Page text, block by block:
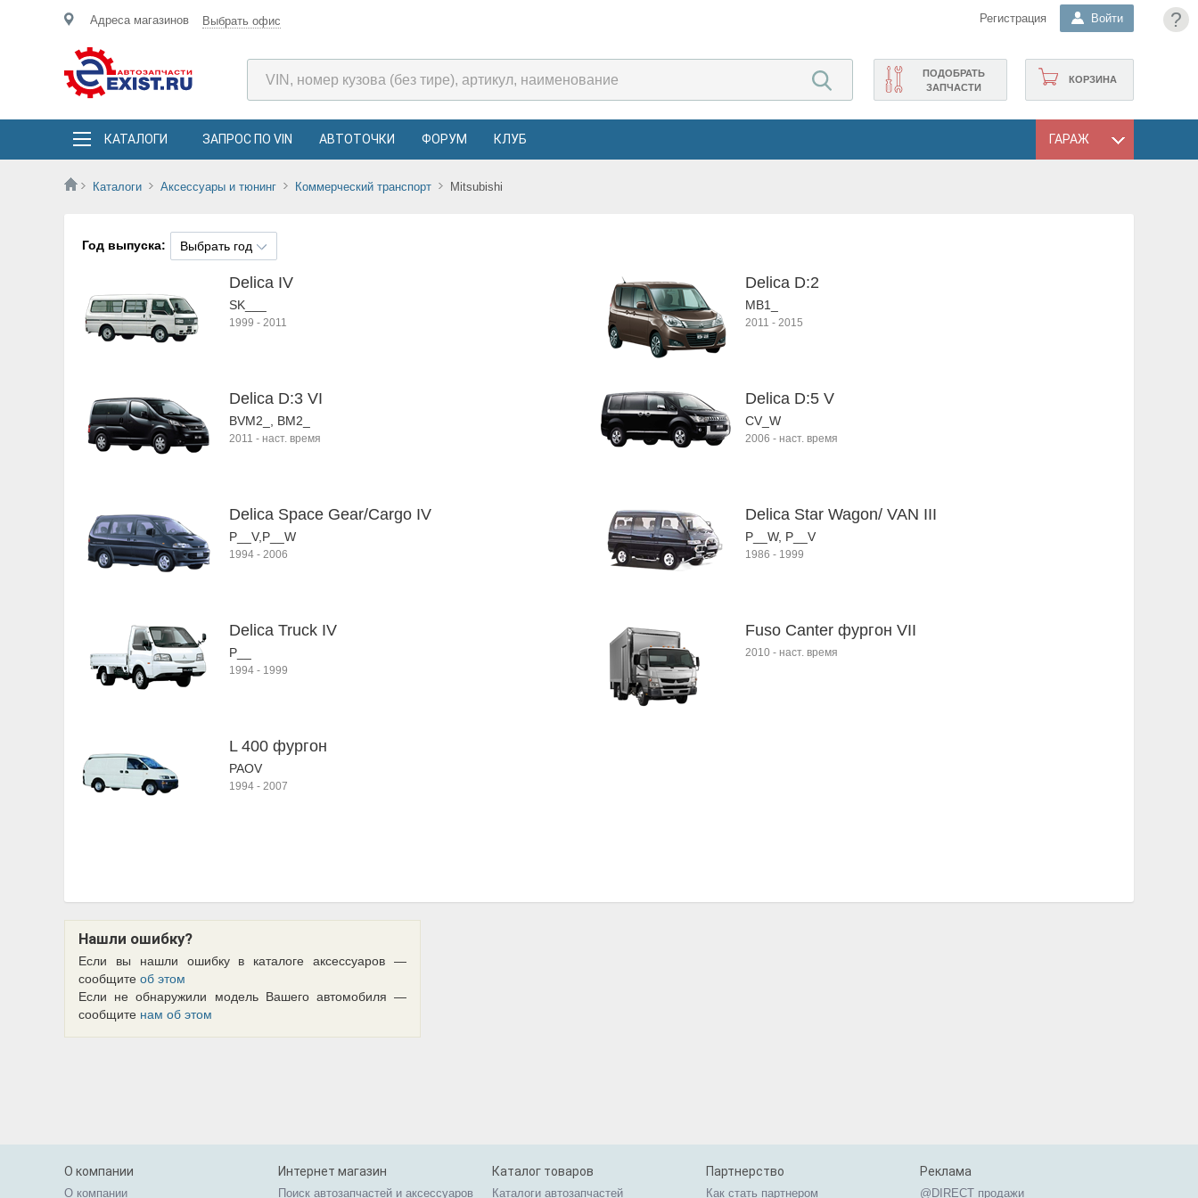
?
Адреса магазинов Выбрать офис Регистрация Войти
КОРЗИНА
ПОДОБРАТЬ
ЗАПЧАСТИ
КАТАЛОГИ ЗАПРОС ПО VIN АВТОТОЧКИ ФОРУМ КЛУБ ГАРАЖ
Каталоги Аксессуары и тюнинг Коммерческий транспорт Mitsubishi
Год выпуска: Выбрать год
Delica IV
SK___
1999 - 2011
Delica D:2
MB1_
2011 - 2015
Delica D:3 VI
BVM2_, BM2_
2011 - наст. время
Delica D:5 V
CV_W
2006 - наст. время
Delica Space Gear/Cargo IV
P__V,P__W
1994 - 2006
Delica Star Wagon/ VAN III
P__W, P__V
1986 - 1999
Delica Truck IV
P__
1994 - 1999
Fuso Canter фургон VII
2010- наст. время
L 400 фургон
PAOV
1994 - 2007
Нашли ошибку?
Если вы нашли ошибку в каталоге аксессуаров —
сообщите об этом
Если не обнаружили модель Вашего автомобиля —
сообщите нам об этом
О компании
О компании
Интернет магазин
Поиск автозапчастей и аксессуаров
Каталог товаров
Каталоги автозапчастей
Партнерство
Как стать партнером
Реклама
@DIRECT продажи